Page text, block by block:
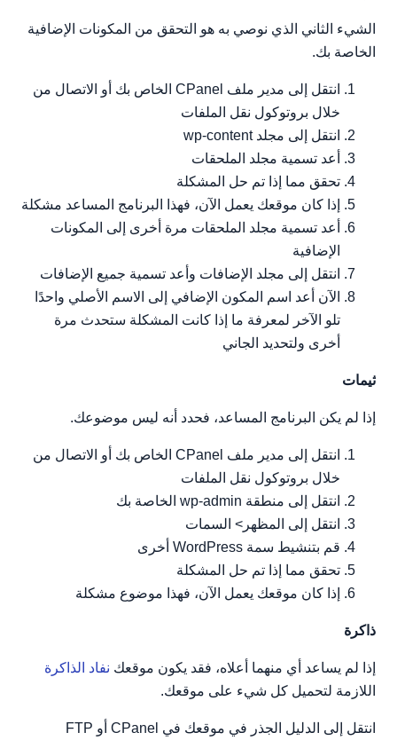
الشيء الثاني الذي نوصي به هو التحقق من المكونات الإضافية
الخاصة بك.
انتقل إلى مدير ملف CPanel الخاص بك أو الاتصال من
خلال بروتوكول نقل الملفات
انتقل إلى مجلد wp-content
أعد تسمية مجلد الملحقات
تحقق مما إذا تم حل المشكلة
إذا كان موقعك يعمل الآن، فهذا البرنامج المساعد مشكلة
أعد تسمية مجلد الملحقات مرة أخرى إلى المكونات
الإضافية
انتقل إلى مجلد الإضافات وأعد تسمية جميع الإضافات
الآن أعد اسم المكون الإضافي إلى الاسم الأصلي واحدًا
تلو الآخر لمعرفة ما إذا كانت المشكلة ستحدث مرة
أخرى ولتحديد الجاني
ثيمات
إذا لم يكن البرنامج المساعد، فحدد أنه ليس موضوعك.
انتقل إلى مدير ملف CPanel الخاص بك أو الاتصال من
خلال بروتوكول نقل الملفات
انتقل إلى منطقة wp-admin الخاصة بك
انتقل إلى المظهر> السمات
قم بتنشيط سمة WordPress أخرى
تحقق مما إذا تم حل المشكلة
إذا كان موقعك يعمل الآن، فهذا موضوع مشكلة
ذاكرة
إذا لم يساعد أي منهما أعلاه، فقد يكون موقعك نفاد الذاكرة
اللازمة لتحميل كل شيء على موقعك.
انتقل إلى الدليل الجذر في موقعك في CPanel أو FTP